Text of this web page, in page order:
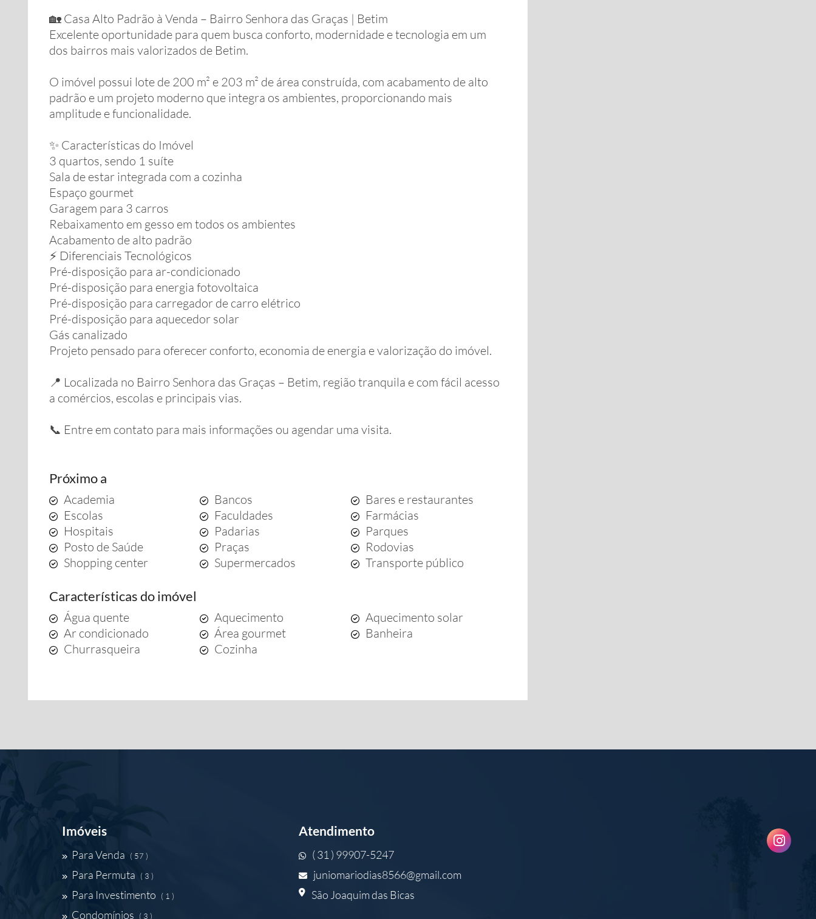
🏡 Casa Alto Padrão à Venda – Bairro Senhora das Graças | Betim
Excelente oportunidade para quem busca conforto, modernidade e tecnologia em um
dos bairros mais valorizados de Betim.
O imóvel possui lote de 200 m² e 203 m² de área construída, com acabamento de alto
padrão e um projeto moderno que integra os ambientes, proporcionando mais
amplitude e funcionalidade.
✨ Características do Imóvel
3 quartos, sendo 1 suíte
Sala de estar integrada com a cozinha
Espaço gourmet
Garagem para 3 carros
Rebaixamento em gesso em todos os ambientes
Acabamento de alto padrão
⚡ Diferenciais Tecnológicos
Pré-disposição para ar-condicionado
Pré-disposição para energia fotovoltaica
Pré-disposição para carregador de carro elétrico
Pré-disposição para aquecedor solar
Gás canalizado
Projeto pensado para oferecer conforto, economia de energia e valorização do imóvel.
📍 Localizada no Bairro Senhora das Graças – Betim, região tranquila e com fácil acesso
a comércios, escolas e principais vias.
📞 Entre em contato para mais informações ou agendar uma visita.
Próximo a
Academia Bancos
Bares e restaurantes
Escolas
Faculdades
Farmácias
Hospitais
Padarias
Parques
Posto de Saúde
Praças
Rodovias
Shopping center
Supermercados Transporte público
Características do imóvel
Água quente Aquecimento
Aquecimento solar
Ar condicionado
Área gourmet
Banheira
Churrasqueira
Cozinha
Imóveis
Para Venda ( 57 )
Para Permuta ( 3 )
Para Investimento ( 1 )
Condomínios ( 3 )
Atendimento
( 31 ) 99907-5247
juniomariodias8566@gmail.com
São Joaquim das Bicas